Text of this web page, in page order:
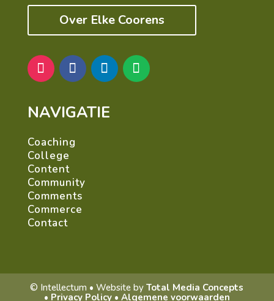
Over Elke Coorens
NAVIGATIE
Coaching
College
Content
Community
Comments
Commerce
Contact
© Intellectum •Website byTotal Media Concepts
• Privacy Policy • Algemene voorwaarden